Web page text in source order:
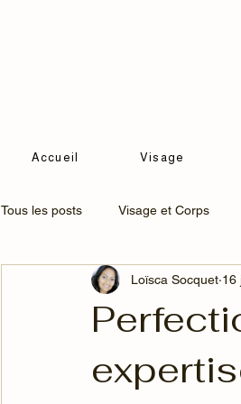
Accueil Visage
Tous les posts Visage et Corps
Soins minceur Soins Visage
Loïsca Socquet 16